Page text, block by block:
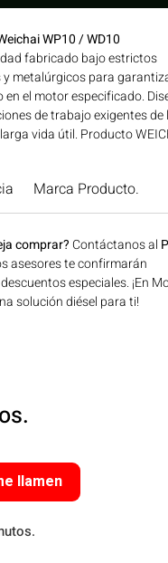
WP10 / WD10
fabricado bajo estrictos
metalúrgicos para
el motor especificado.
de trabajo exigentes de
vida útil. Producto
aplicaciones en maquinaria
y generación de
Marca Producto.
comprar? Contáctanos al
asesores te confirmarán
especiales. ¡En
solución diésel para ti!
llamen